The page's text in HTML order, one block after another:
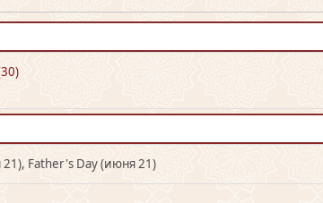
Father's Day (июня 21)